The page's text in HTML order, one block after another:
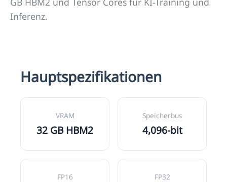
Inferenz.
Hauptspezifikationen
VRAM
32 GB HBM2
Speicherbus
4,096-bit
FP16 FP32